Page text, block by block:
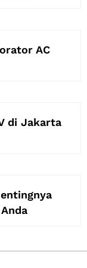
AC
di Jakarta